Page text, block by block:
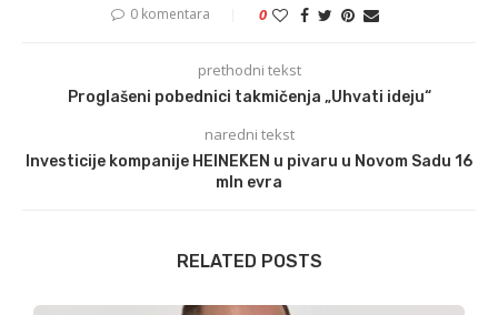
0 komentara 0
prethodni tekst
Proglašeni pobednici takmičenja „Uhvati ideju“
naredni tekst
Investicije kompanije HEINEKEN u pivaru u Novom Sadu 16
mln evra
RELATED POSTS